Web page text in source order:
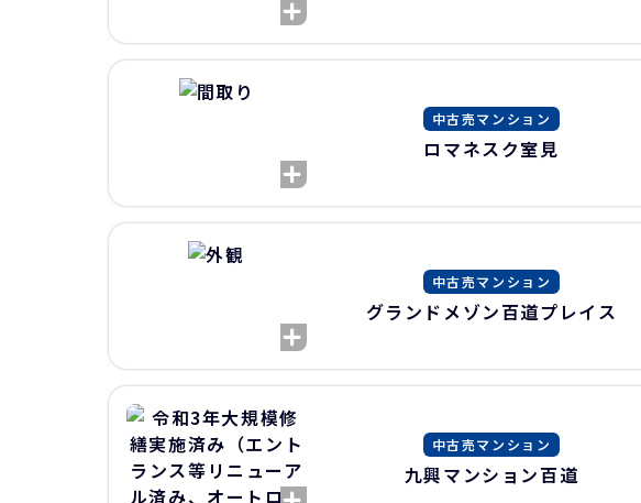
中古売マンション
ロマネスク室見
中古売マンション
グランドメゾン百道プレイス
中古売マンション
九興マンション百道